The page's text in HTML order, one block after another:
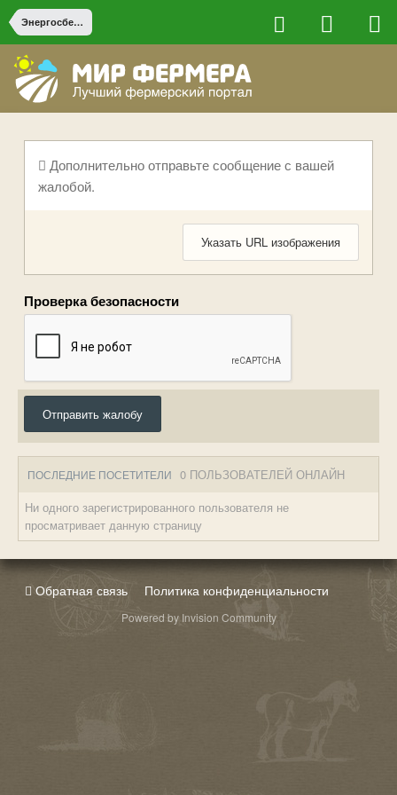
Энергосбережение и резервное электропитание
Дополнительно отправьте сообщение с вашей
жалобой.
Указать URL изображения
Проверка безопасности
Отправить жалобу
ПОСЛЕДНИЕ ПОСЕТИТЕЛИ 0 ПОЛЬЗОВАТЕЛЕЙ ОНЛАЙН
Ни одного зарегистрированного пользователя не
просматривает данную страницу
Обратная связь Политика конфиденциальности
Powered by Invision Community